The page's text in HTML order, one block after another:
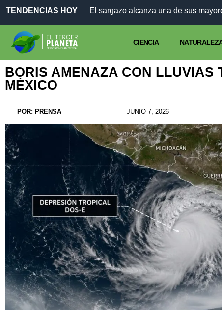
TENDENCIAS HOY El sargazo alcanza una de sus
CIENCIA
BORIS AMENAZA CON LLUVIAS
MÉXICO
POR: PRENSA JUNIO 7, 2026